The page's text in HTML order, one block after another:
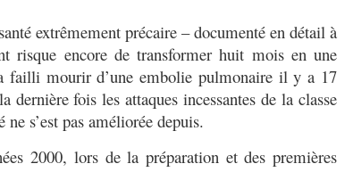
extrêmement précaire – documenté en détail à
risque encore de transformer huit mois en une
failli mourir d’une embolie pulmonaire il y a 17
dernière fois les attaques incessantes de la classe
s’est pas améliorée depuis.
2000, lors de la préparation et des premières